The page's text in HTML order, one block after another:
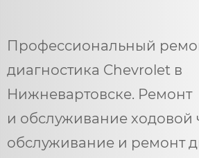
Профессиональный
диагностика Chevrolet в
Нижневартовске. Ремонт
и обслуживание ходовой
обслуживание и ремонт